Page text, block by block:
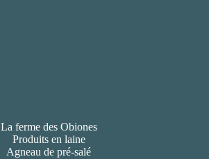
La ferme des Obiones
Produits en laine
Agneau de pré-salé